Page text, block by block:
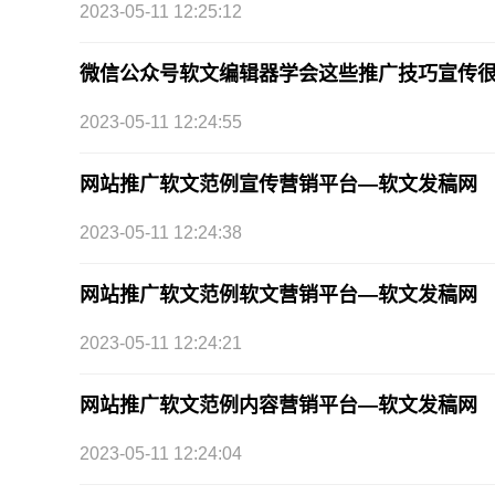
2023-05-11 12:25:12
微信公众号软文编辑器学会这些推广技巧宣传
2023-05-11 12:24:55
网站推广软文范例宣传营销平台—软文发稿网
2023-05-11 12:24:38
网站推广软文范例软文营销平台—软文发稿网
2023-05-11 12:24:21
网站推广软文范例内容营销平台—软文发稿网
2023-05-11 12:24:04